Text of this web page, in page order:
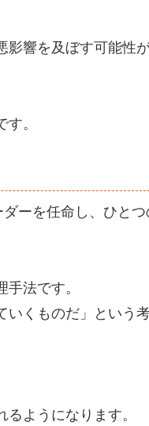
影響を及ぼす可能性
。
ーを任命し、ひとつ
法です。
いくものだ」という
ようになります。